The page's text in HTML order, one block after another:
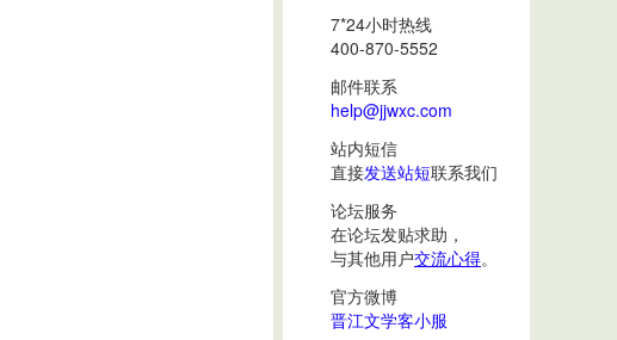
7*24小时热线
400-870-5552
邮件联系
help@jjwxc.com
站内短信
直接发送站短联系我们
论坛服务
在论坛发贴求助，
与其他用户交流心得。
官方微博
晋江文学客小服